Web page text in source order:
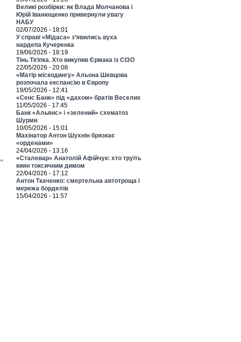
Великі розбірки: як Влада Молчанова і
Юрій Іванющенко привернули увагу
НАБУ
02/07/2026 - 18:01
У справі «Мідаса» з’явились вуха
нардепа Кучеренка
19/06/2026 - 18:19
Тінь Тігіпка. Хто викупив Єрмака із СІЗО
22/05/2026 - 20:08
«Матір міскодингу» Альона Шевцова
розпочала експансію в Європу
19/05/2026 - 12:41
«Сенс Банк» під «дахом» братів Веселих
11/05/2026 - 17:45
Банк «Альянс» і «зелений» схематоз
Шурми
10/05/2026 - 15:01
Махінатор Антон Шухнін брязкає
«орденами»
24/04/2026 - 13:16
«Сталевар» Анатолій Афійчук: хто труїть
киян токсичним димом
22/04/2026 - 17:12
Антон Ткаченко: смертельна автотроща і
мережа борделів
15/04/2026 - 11:57